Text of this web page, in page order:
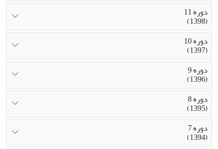
دوره 11
(1398)
دوره 10
(1397)
دوره 9
(1396)
دوره 8
(1395)
دوره 7
(1394)